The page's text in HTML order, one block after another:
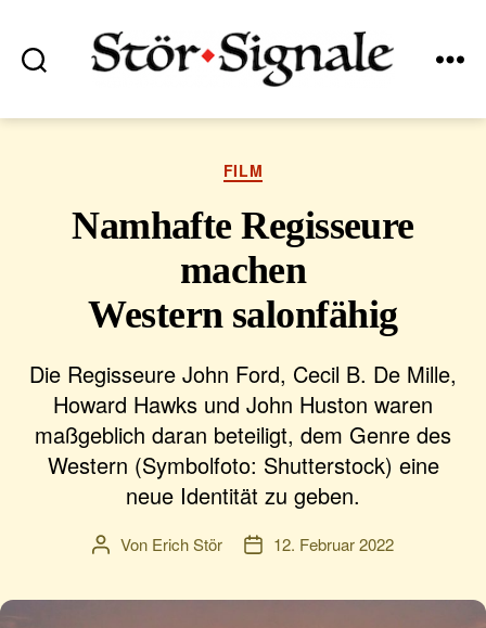
Kategorien
FILM
Namhafte Regisseure
machen
Western salonfähig
Die Regisseure John Ford, Cecil B. De Mille,
Howard Hawks und John Huston waren
maßgeblich daran beteiligt, dem Genre des
Western (Symbolfoto: Shutterstock) eine
neue Identität zu geben.
Beitragsautor
Von Erich Stör Veröffentlichungsdatum
12. Februar 2022